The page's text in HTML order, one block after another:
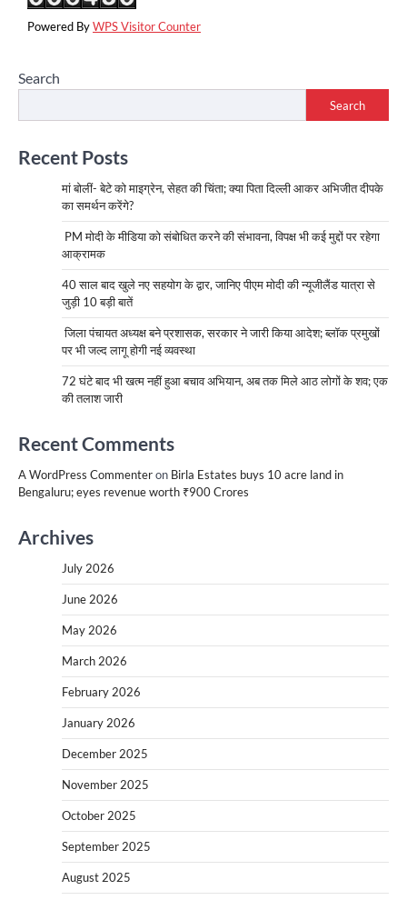
Powered ByWPS Visitor Counter
Search
Search
Recent Posts
मां बोलीं- बेटे को माइग्रेन, सेहत की चिंता; क्या पिता दिल्ली आकर अभिजीत दीपके
का समर्थन करेंगे?
PM मोदी के मीडिया को संबोधित करने की संभावना, विपक्ष भी कई मुद्दों पर रहेगा
आक्रामक
40 साल बाद खुले नए सहयोग के द्वार, जानिए पीएम मोदी की न्यूजीलैंड यात्रा से
जुड़ी 10 बड़ी बातें
जिला पंचायत अध्यक्ष बने प्रशासक, सरकार ने जारी किया आदेश; ब्लॉक प्रमुखों
पर भी जल्द लागू होगी नई व्यवस्था
72 घंटे बाद भी खत्म नहीं हुआ बचाव अभियान, अब तक मिले आठ लोगों के शव; एक
की तलाश जारी
Recent Comments
A WordPress Commenteron Birla Estates buys 10 acre land in
Bengaluru; eyes revenue worth ₹900 Crores
Archives
July 2026
June 2026
May 2026
March 2026
February 2026
January 2026
December 2025
November 2025
October 2025
September 2025
August 2025